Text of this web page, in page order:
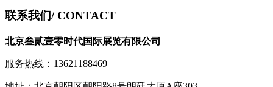
联系我们/ CONTACT
北京叁贰壹零时代国际展览有限公司
服务热线：13621188469